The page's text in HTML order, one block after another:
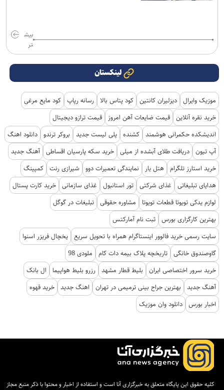
بیش
تر
لینکستان
موزیک وایرال دیزلیران کانتین کود پتاس بالا رسانه رپاپ کود مایع مرغی
خرید نقره آنلاین قیمت ضایعات آهن امروز
قیمت ترازو دیجیتال
اندیشکده حکمرانی هوشمند کشنده پلی لیست جدید بروکر ترندو دانلود اهنگ
آپ تیون دریافت طلای آبشده از میلی خرید سکه پارسیان اقساطی آهنگ جدید
خرید استارز تلگرام هتل یار نمایندگی تعمیرات دوو شیرازی رنت کمپینگ
هدایای تبلیغاتی
غذای شرکتی تور استانبول غذای سازمانی خرید کارت پستال
لوازم یدکی تویوتا قطعات تویوتا
مشاوره حقوقی تبلیغات در گوگل
بهترین کارگزاری بورس ثبت نام آمارکتس
سایت رسمی خرید فالوور اینستاگرام همراه با تحویل سریع یخچال فریزر اسنوا
گاوصندوق خانگی تاریخچه پلاک بیمه دات کام
ملودی 98
خرید سرور اختصاصی ایران
بلیط قطار مشهد رزرو بلیط هواپیما
ال بانک
آهنگ جدید
بهترین جراح بینی ترمیمی در تهران اهنگ جدید خرید قهوه
اخبار بورس دانلود وان موزیک
کلیه حقوق این پایگاه متعلق به خبرگزاری آنا است و استفاده از اخبار و محتوا با ذکر منبع مجاز